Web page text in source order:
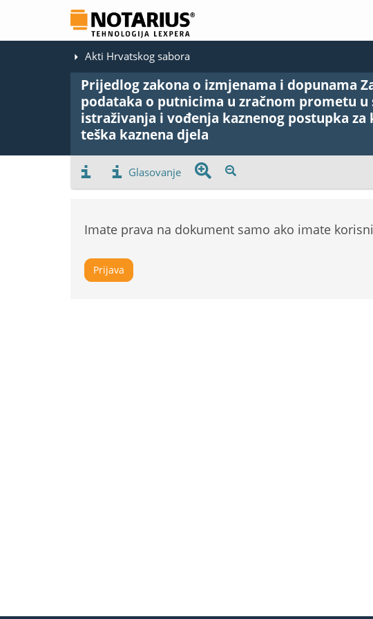
Akti Hrvatskog sabora
Prijedlog zakona o izmjenama i dopunama
podataka o putnicima u zračnom prometu
istraživanja i vođenja kaznenog postupka
teška kaznena djela
Glasovanje
Imate prava na dokument samo ako imate
Prijava